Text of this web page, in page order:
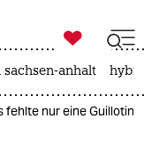

taz zahl ich
anhalt
nur eine Guillotine